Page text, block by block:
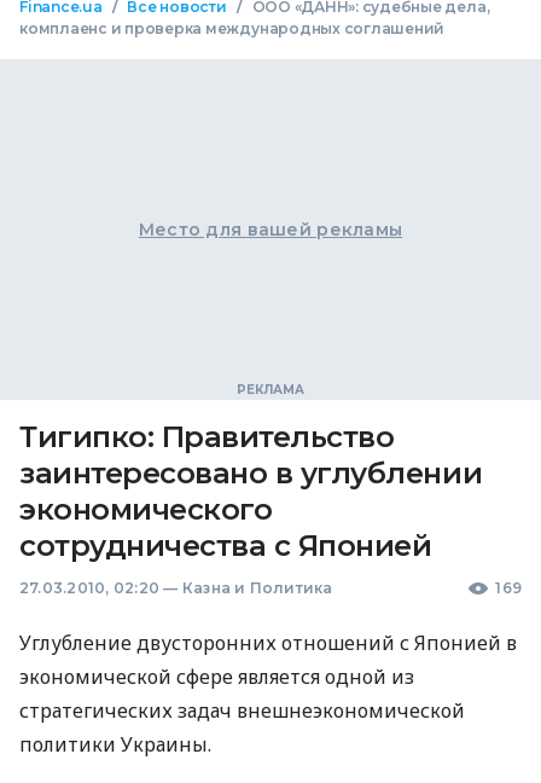
Finance.ua / Все новости /
ООО «ДАНН»: судебные дела,
комплаенс и проверка международных соглашений
Место для вашей рекламы
Тигипко: Правительство
заинтересовано в углублении
экономического
сотрудничества с Японией
27.03.2010, 02:20 — Казна и Политика 169
Углубление двусторонних отношений с Японией в
экономической сфере является одной из
стратегических задач внешнеэкономической
политики Украины.